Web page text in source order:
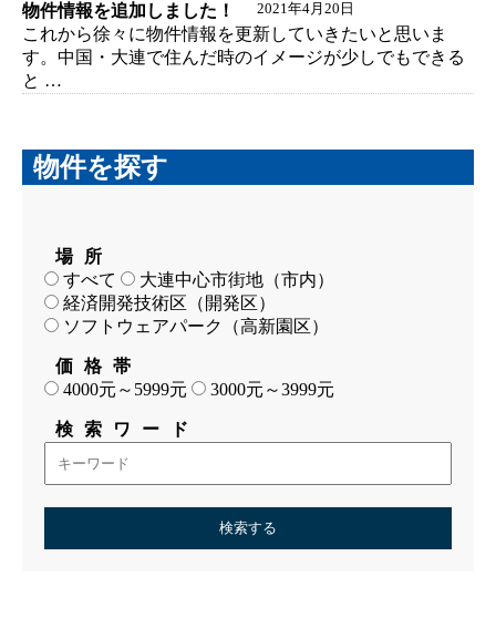
物件情報を追加しました！
2021年4月20日
これから徐々に物件情報を更新していきたいと思いま
す。中国・大連で住んだ時のイメージが少しでもできる
と …
物件を探す
場所
すべて
大連中心市街地（市内）
経済開発技術区（開発区）
ソフトウェアパーク（高新園区）
価格帯
4000元～5999元
3000元～3999元
検索ワード